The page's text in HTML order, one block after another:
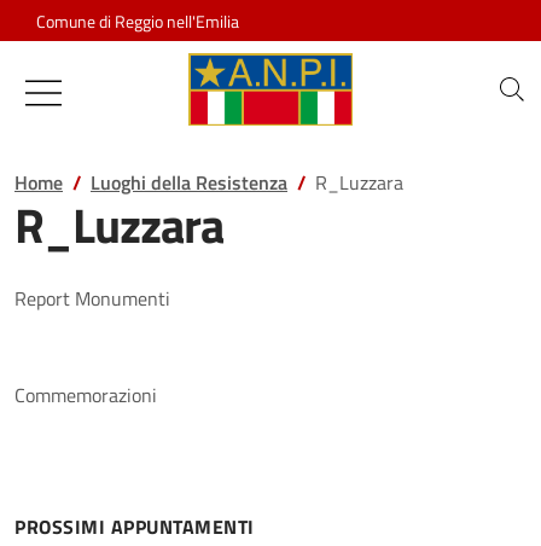
Salta al contenuto
Comune di Reggio nell'Emilia
Associazione Nazionale
Home Luoghi della Resistenza R_Luzzara
R_Luzzara
Report Monumenti
Commemorazioni
PROSSIMI APPUNTAMENTI